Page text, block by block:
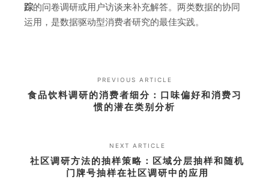
踪的问卷调研或用户访谈来补充解答。两类数据的协同
运用，是数据驱动型消费者研究的最佳实践。
PREVIOUS ARTICLE
食品饮料调研的消费者细分：口味偏好和消费习
惯的潜在类别分析
NEXT ARTICLE
社区调研方法的抽样策略：区域分层抽样和随机
门牌号抽样在社区调研中的应用